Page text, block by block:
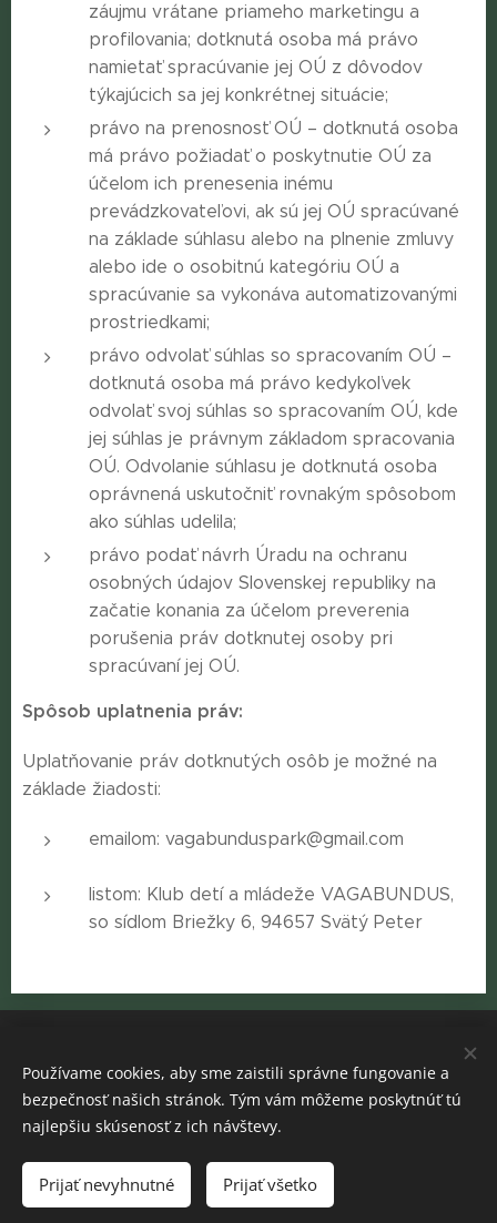
záujmu vrátane priameho marketingu a
profilovania; dotknutá osoba má právo
namietať spracúvanie jej OÚ z dôvodov
týkajúcich sa jej konkrétnej situácie;
právo na prenosnosť OÚ – dotknutá osoba
má právo požiadať o poskytnutie OÚ za
účelom ich prenesenia inému
prevádzkovateľovi, ak sú jej OÚ spracúvané
na základe súhlasu alebo na plnenie zmluvy
alebo ide o osobitnú kategóriu OÚ a
spracúvanie sa vykonáva automatizovanými
prostriedkami;
právo odvolať súhlas so spracovaním OÚ –
dotknutá osoba má právo kedykoľvek
odvolať svoj súhlas so spracovaním OÚ, kde
jej súhlas je právnym základom spracovania
OÚ. Odvolanie súhlasu je dotknutá osoba
oprávnená uskutočniť rovnakým spôsobom
ako súhlas udelila;
právo podať návrh Úradu na ochranu
osobných údajov Slovenskej republiky na
začatie konania za účelom preverenia
porušenia práv dotknutej osoby pri
spracúvaní jej OÚ.
Spôsob uplatnenia práv:
Uplatňovanie práv dotknutých osôb je možné na
základe žiadosti:
emailom: vagabunduspark@gmail.com
listom: Klub detí a mládeže VAGABUNDUS,
so sídlom Briežky 6, 94657 Svätý Peter
Všeobecné podmienky
Ochrana osobných údajov
Slovenčina
Používame cookies, aby sme zaistili správne fungovanie a
bezpečnosť našich stránok. Tým vám môžeme poskytnúť tú
najlepšiu skúsenosť z ich návštevy.
Prijať nevyhnutné Prijať všetko